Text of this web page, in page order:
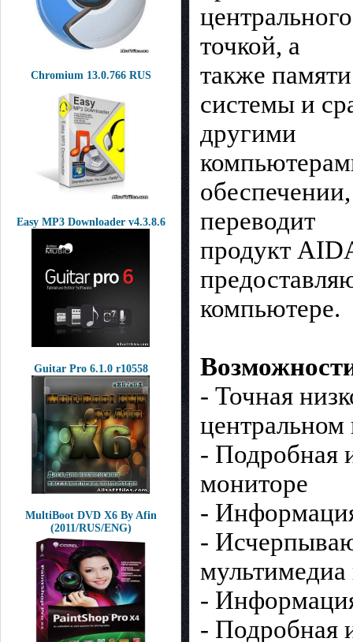
Chromium 13.0.766 RUS
Easy MP3 Downloader v4.3.8.6
Guitar Pro 6.1.0 r10558
MultiBoot DVD X6 By Afin
(2011/RUS/ENG)
точкой, а
также
системы и
другими
переводит
продукт
компьютере.
- Точная
центральном
- Подробная
мониторе
-
-
мультимедиа
-
- Подробная